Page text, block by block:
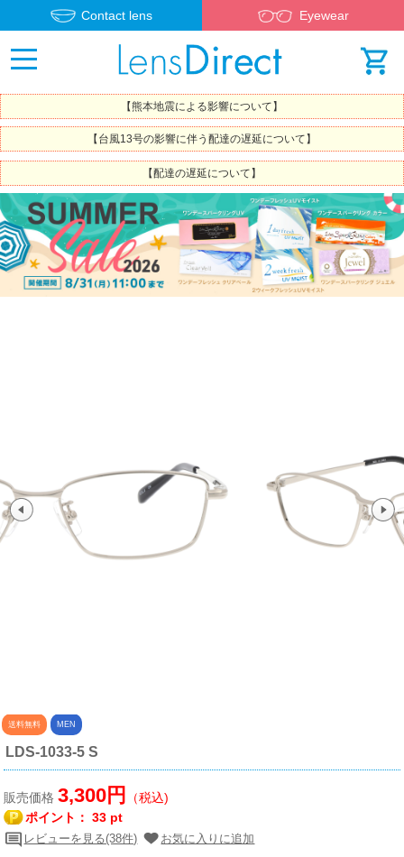
Contact lens Eyewear
【熊本地震による影響について】
【台風13号の影響に伴う配達の遅延について】
【配達の遅延について】
送料無料 MEN
LDS-1033-5 S
販売価格3,300円
（税込)
ポイント：33 pt
レビューを見る(38件) お気に入りに追加